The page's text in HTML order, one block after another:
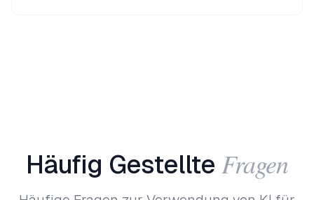
Häufig Gestellte Fragen